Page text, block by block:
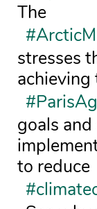
The
stresses
achieving
goals
to reduce